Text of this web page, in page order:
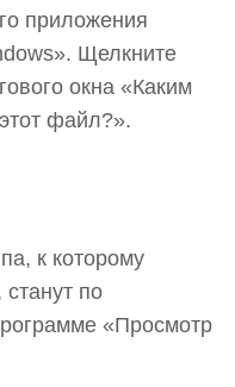
приложения
Щелкните
окна «Каким
файл?».
к которому
по
«Просмотр